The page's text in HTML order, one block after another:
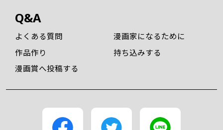
Q&A
よくある質問
漫画家になるために
作品作り
持ち込みする
漫画賞へ投稿する